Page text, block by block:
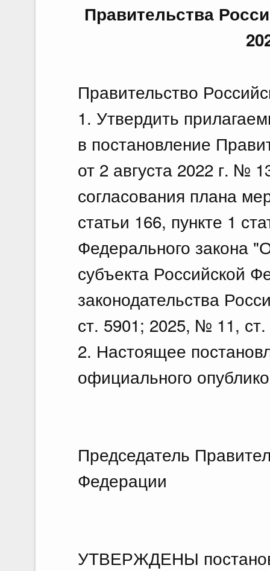
Правительства
Правительство
1. Утвердить
в постановление
от 2 августа 2022 г. №
согласования плана
статьи 166, пункте 1
Федерального закона
субъекта Российской
законодательства
ст. 5901; 2025, № 11,
2. Настоящее
официального
Председатель
Федерации
УТВЕРЖДЕНЫ
Об
23
О
О
23